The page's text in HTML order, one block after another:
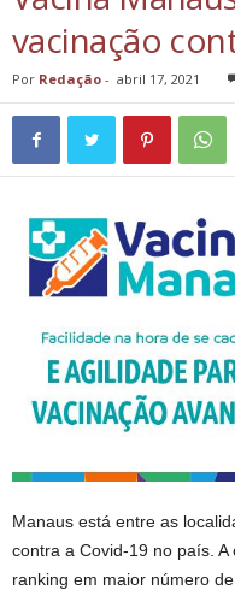
vacinação
Por Redação - abril 17, 2021
Manaus está entre as
contra a Covid-19 no país.
ranking em maior número